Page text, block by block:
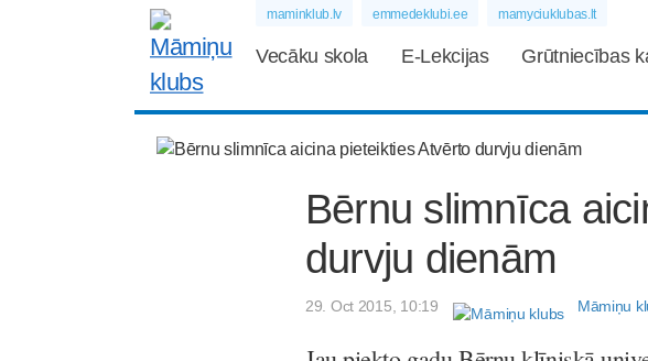
maminklub.lv emmedeklubi.ee mamyciuklubas.lt
Vecāku skola E-Lekcijas Grūtniecības
Bērnu slimnīca
durvju dienām
29. Oct 2015, 10:19 Māmiņu